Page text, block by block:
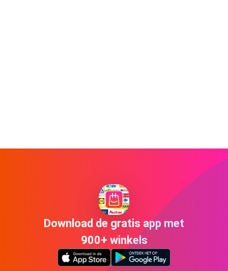
Download de gratis app met
900+ winkels